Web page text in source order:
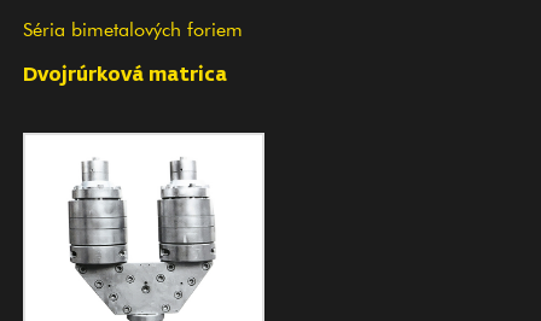
Séria bimetalových foriem
Dvojrúrková matrica